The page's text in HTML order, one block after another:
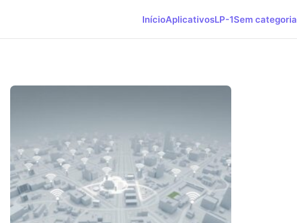
InícioAplicativosLP-1Sem categoria